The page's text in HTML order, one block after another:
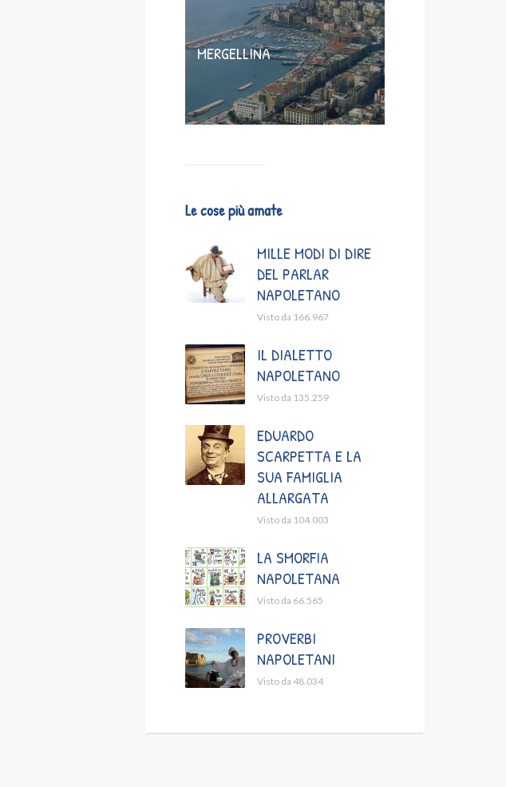
MERGELLINA
Le cose più amate
MILLE MODI DI DIRE
DEL PARLAR
NAPOLETANO
Visto da 166.967
IL DIALETTO
NAPOLETANO
Visto da 135.259
EDUARDO
SCARPETTA E LA
SUA FAMIGLIA
ALLARGATA
Visto da 104.003
LA SMORFIA
NAPOLETANA
Visto da 66.565
PROVERBI
NAPOLETANI
Visto da 48.034